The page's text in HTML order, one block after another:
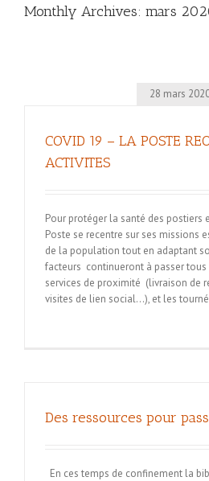
Monthly Archives: mars
28 mars
COVID 19 – LA POSTE
ACTIVITES
Pour protéger la santé des postiers
Poste se recentre sur ses missions
de la population tout en adaptant
facteurs continueront à passer
services de proximité (livraison de
visites de lien social…), et les
Des ressources pour
En ces temps de confinement la